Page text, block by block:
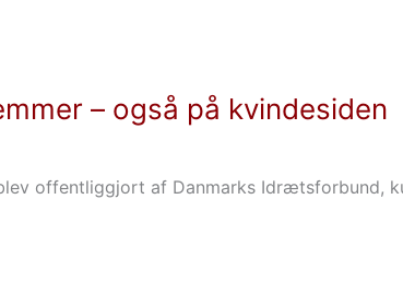
– også på kvindesiden
offentliggjort af Danmarks Idrætsforbund,